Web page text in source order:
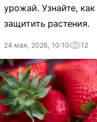
урожай. Узнайте,
защитить растения.
24 мая, 2026, 10:10 12